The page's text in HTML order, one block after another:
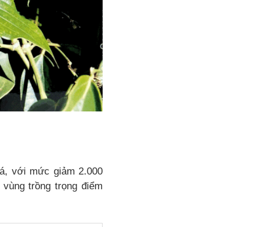
với mức giảm 2.000
trồng trọng điểm